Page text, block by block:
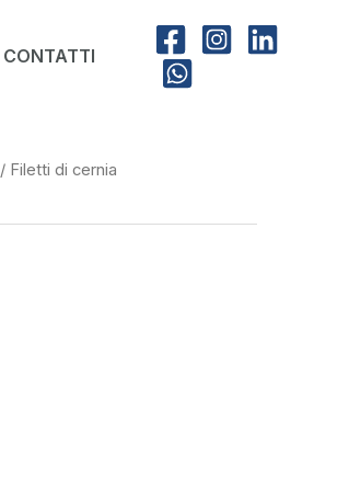
CONTATTI
/ Filetti di cernia